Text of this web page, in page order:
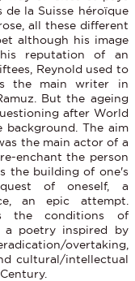
de la Suisse héroïque
all these different
although his image
reputation of an
Reynold used to
the main writer in
But the ageing
after World
The aim
the main actor of a
enchant the person
the building of one's
of oneself, a
an epic attempt.
the conditions of
a poetry inspired by
overtaking,
cultural/intellectual